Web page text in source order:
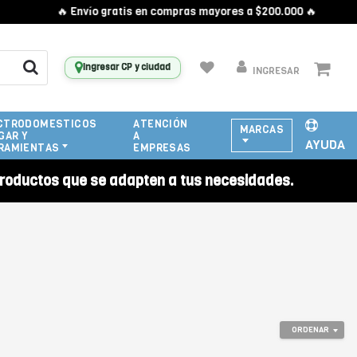
🔥 Envío gratis en compras mayores a $200.000 🔥
Ingresar CP y ciudad INGRESAR
Y
ATENCIÓN
A
EMPRESAS
MARCAS
AYUDA
que se adapten a tus necesidades.
ORDENAR